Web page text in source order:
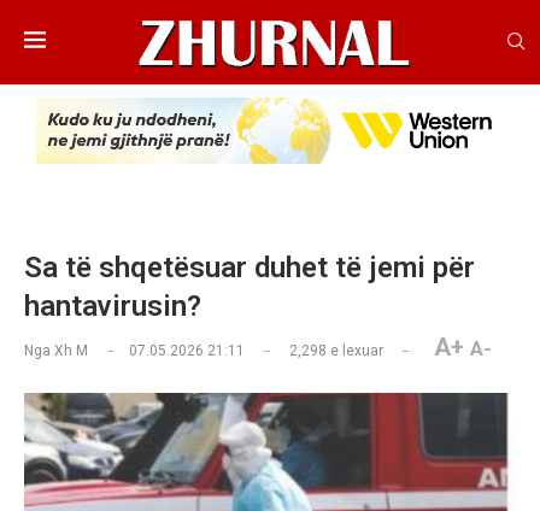
Sa të shqetësuar duhet të jemi për
hantavirusin?
Nga Xh M 07.05.2026 21:11 2,298 e lexuar A+ A-